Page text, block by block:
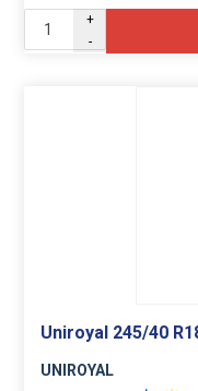
+
-
Uniroyal 245/40
UNIROYAL